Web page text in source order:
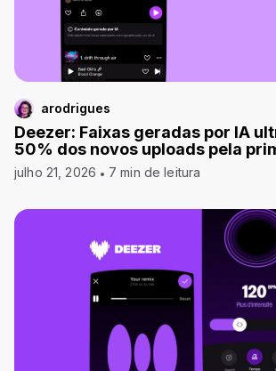
arodrigues
Deezer: Faixas geradas por IA
50% dos novos uploads pela
julho 21, 2026 7 min de leitura